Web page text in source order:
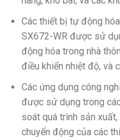
Các thiết bị tự động
SX672-WR được sử
động hóa trong nhà
điều khiển nhiệt độ, và
Các ứng dụng công
được sử dụng trong
soát quá trình sản
chuyển động của các